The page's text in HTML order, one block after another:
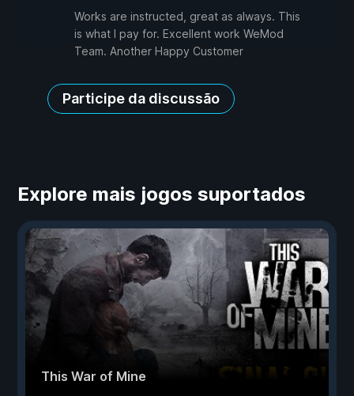
Works are instructed, great as always. This
is what I pay for. Excellent work WeMod
Team. Another Happy Customer
Participe da discussão
Explore mais jogos suportados
This War of Mine